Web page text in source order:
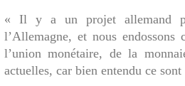
« Il y a un projet allemand
l’Allemagne, et nous
l’union monétaire, de la
actuelles, car bien entendu ce